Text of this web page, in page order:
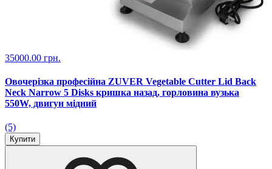
35000.00 грн.
Овочерізка професійна ZUVER Vegetable Cutter Lid Back
Neck Narrow 5 Disks кришка назад, горловина вузька
550W, двигун мідний
(5)
Купити